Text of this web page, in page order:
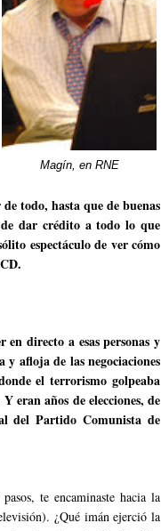
Magín, en RNE
todo, hasta que de buenas
dar crédito a todo lo que
espectáculo de ver cómo
directo a esas personas y
afloja de las negociaciones
el terrorismo golpeaba
eran años de elecciones, de
del Partido Comunista de
te encaminaste hacia la
¿Qué imán ejerció la